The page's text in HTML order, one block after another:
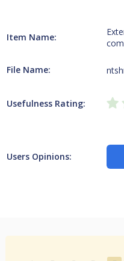
Item Name:
File Name:
Usefulness Rating:
Users Opinions: